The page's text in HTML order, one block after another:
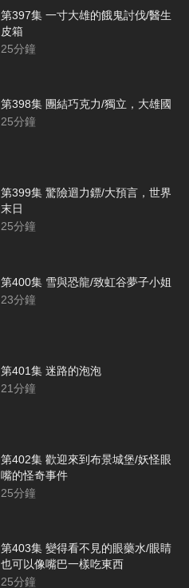
第397集 一寸大雄的餓鬼討伐/醫生
皮箱
25分鐘
第398集 團結巧克力/獨立，大雄國
25分鐘
第399集 驚險迴力鏢/大預言，世界
末日
25分鐘
第400集 雪與恐龍/致虹谷夢子小姐
23分鐘
第401集 迷路的泡泡
21分鐘
第402集 歡迎來到布景城堡/妖怪眼
嘴的怪奇事件
25分鐘
第403集 變得看不見的眼藥水/眼睛
也可以像嘴巴一樣吃東西
25分鐘